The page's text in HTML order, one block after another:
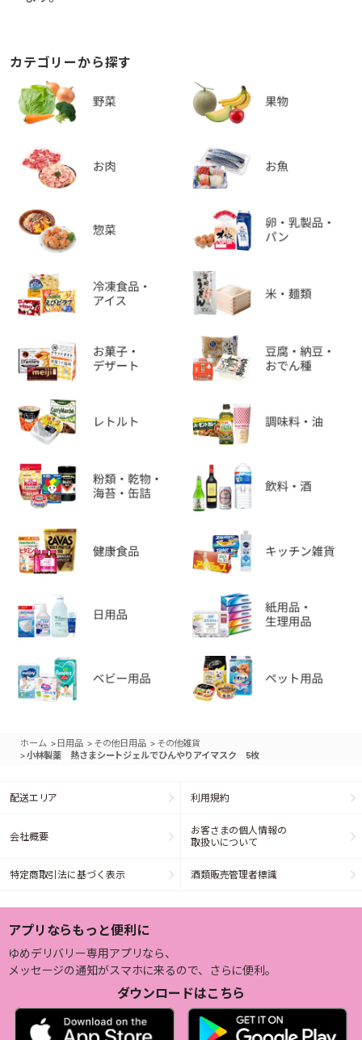
カテゴリーから探す
ホーム > 日用品 > その他日用品 > その他雑貨
>小林製薬 熱さまシートジェルでひんやりアイマスク 5枚
配送エリア 利用規約
会社概要
お客さまの個人情報の
取扱いについて
特定商取引法に基づく表示 酒類販売管理者標識
アプリならもっと便利に
ゆめデリバリー専用アプリなら、
メッセージの通知がスマホに来るので、さらに便利。
ダウンロードはこちら